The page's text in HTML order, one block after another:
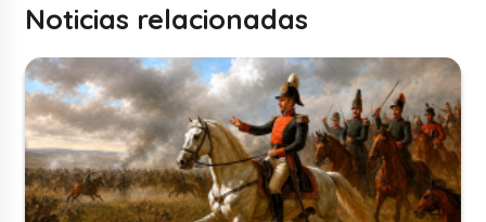
Noticias relacionadas